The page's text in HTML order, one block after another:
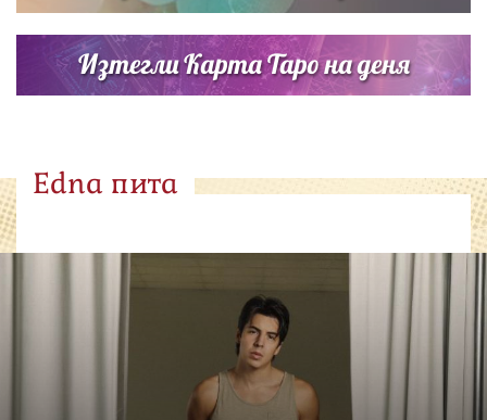
Изтегли Карта Таро на деня
Edna пита